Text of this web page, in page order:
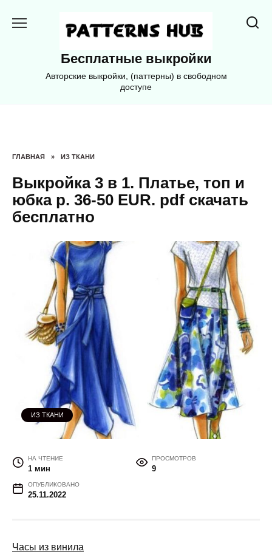
Бесплатные выкройки
Авторские выкройки, (паттерны) в свободном
доступе
ГЛАВНАЯ » ИЗ ТКАНИ
Выкройка 3 в 1. Платье, топ и
юбка р. 36-50 EUR. pdf скачать
бесплатно
ИЗ ТКАНИ
НА ЧТЕНИЕ
1 мин
ПРОСМОТРОВ
9
ОПУБЛИКОВАНО
25.11.2022
Часы из винила